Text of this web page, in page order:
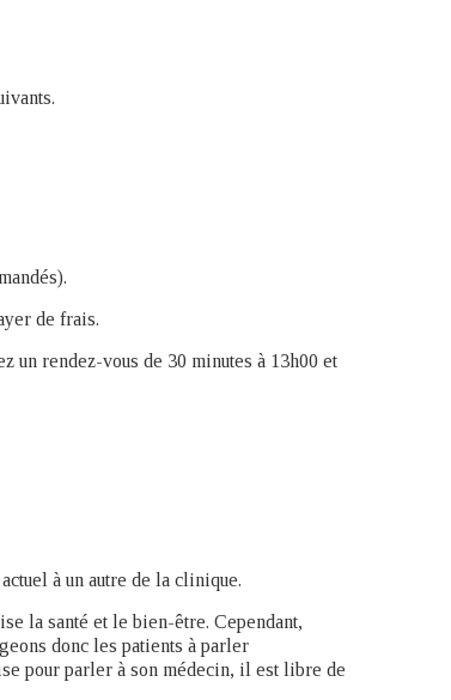
de frais.
un rendez-vous de 30 minutes à 13h00 et
à un autre de la clinique.
la santé et le bien-être. Cependant,
donc les patients à parler
pour parler à son médecin, il est libre de